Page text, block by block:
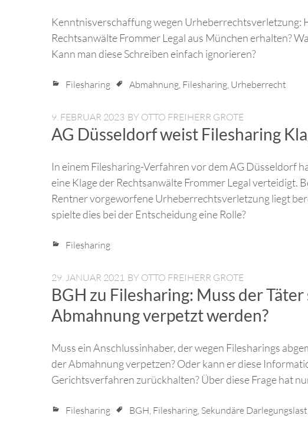
Kenntnisverschaffung wegen Urheberrechtsverletzung:
Rechtsanwälte Frommer Legal aus München erhalten?
Kann man diese Schreiben einfach ignorieren?
Filesharing Abmahnung Filesharing Urheberrecht
9. FEBRUAR 2023 BY OTTO FREIHERR GROTE
AG Düsseldorf weist Filesharing
In einem Filesharing-Verfahren vor dem AG Düsseldorf
eine Klage der Rechtsanwälte Frommer Legal verteidigt.
Rentner vorgeworfene Urheberrechtsverletzung liegt
spielte dies bei der Entscheidung eine Rolle?
Filesharing
29. JANUAR 2021 BY OTTO FREIHERR GROTE
BGH zu Filesharing: Muss der
Abmahnung verpetzt werden?
Muss ein Anschlussinhaber, der wegen Filesharings
der Abmahnung verpetzen? Oder kann er diese
Gerichtsverfahren zurückhalten? Über diese Frage hat
Filesharing BGH Filesharing Sekundäre Darlegungslast